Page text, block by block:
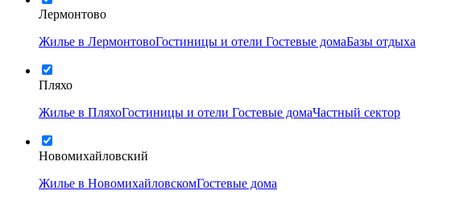
Лермонтово
Жилье в ЛермонтовоГостиницы и отели Гостевые домаБазы отдыха
Пляхо
Жилье в ПляхоГостиницы и отели Гостевые домаЧастный сектор
Новомихайловский
Жилье в НовомихайловскомГостевые дома